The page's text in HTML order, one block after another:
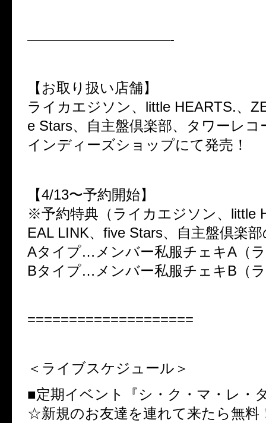
——————————-
【お取り扱い店舗】
ライカエジソン、little HEARTS.、
e Stars、自主盤倶楽部、タワーレコ
インディーズショップにて発売！
【4/13〜予約開始】
※予約特典（ライカエジソン、little
EAL LINK、five Stars、自主盤倶楽
Aタイプ…メンバー私服チェキA（
Bタイプ…メンバー私服チェキB（
====================
＜ライブスケジュール＞
■定期イベント『シ・ク・マ・レ・
☆新規のお友達を連れて来たら無料